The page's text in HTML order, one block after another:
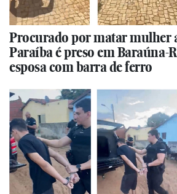
Procurado por matar mulher
Paraíba é preso em Baraúna-
esposa com barra de ferro